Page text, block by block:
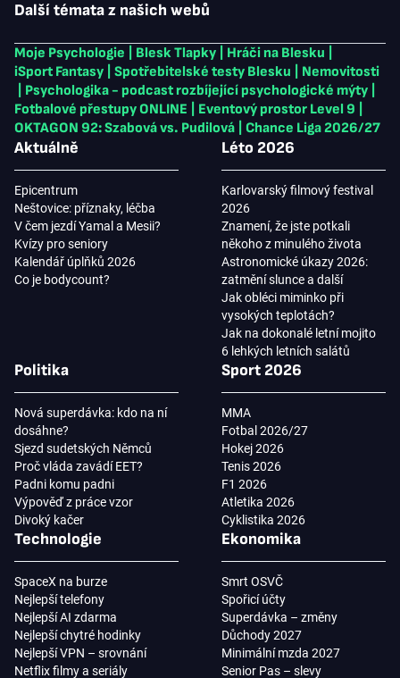
Další témata z našich webů
Moje Psychologie Blesk Tlapky Hráči na Blesku
iSport Fantasy
Spotřebitelské testy Blesku
Nemovitosti
Psychologika - podcast rozbíjející psychologické mýty
Fotbalové přestupy ONLINE
Eventový prostor Level 9
OKTAGON 92: Szabová vs. Pudilová
Chance Liga 2026/27
Aktuálně
Epicentrum
Neštovice: příznaky, léčba
V čem jezdí Yamal a Mesii?
Kvízy pro seniory
Kalendář úplňků 2026
Co je bodycount?
Léto 2026
Karlovarský filmový festival
2026
Znamení, že jste potkali
někoho z minulého života
Astronomické úkazy 2026:
zatmění slunce a další
Jak obléci miminko při
vysokých teplotách?
Jak na dokonalé letní mojito
6 lehkých letních salátů
Politika
Nová superdávka: kdo na ní
dosáhne?
Sjezd sudetských Němců
Proč vláda zavádí EET?
Padni komu padni
Výpověď z práce vzor
Divoký kačer
Sport 2026
MMA
Fotbal 2026/27
Hokej 2026
Tenis 2026
F1 2026
Atletika 2026
Cyklistika 2026
Technologie
SpaceX na burze
Nejlepší telefony
Nejlepší AI zdarma
Nejlepší chytré hodinky
Nejlepší VPN – srovnání
Netflix filmy a seriály
Ekonomika
Smrt OSVČ
Spořicí účty
Superdávka – změny
Důchody 2027
Minimální mzda 2027
Senior Pas – slevy